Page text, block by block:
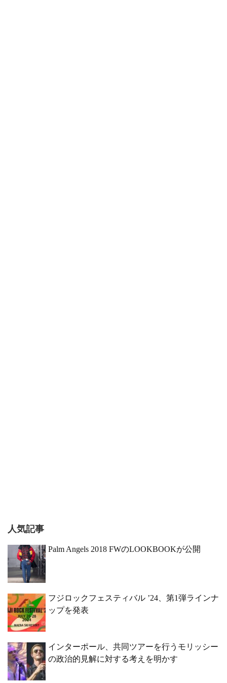
人気記事
Palm Angels 2018 FWのLOOKBOOKが公開
フジロックフェスティバル ’24、第1弾ラインナ
ップを発表
インターポール、共同ツアーを行うモリッシー
の政治的見解に対する考えを明かす